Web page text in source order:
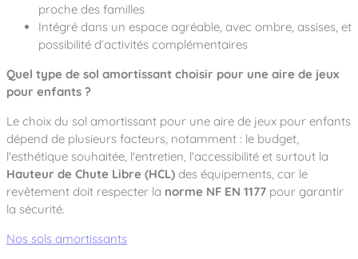
proche des familles
Intégré dans un espace agréable, avec ombre, assises, et
possibilité d’activités complémentaires
Quel type de sol amortissant choisir pour une aire de jeux
pour enfants ?
Le choix du sol amortissant pour une aire de jeux pour enfants
dépend de plusieurs facteurs, notamment : le budget,
l'esthétique souhaitée, l'entretien, l'accessibilité et surtout la
Hauteur de Chute Libre (HCL) des équipements, car le
revêtement doit respecter la norme NF EN 1177 pour garantir
la sécurité.
Nos sols amortissants